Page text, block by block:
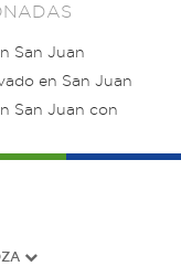
San Juan
en San Juan
San Juan con